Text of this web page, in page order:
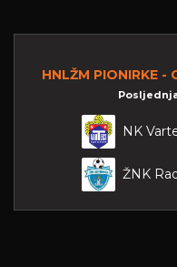
HNLŽM PIONIRKE -
NK
ŽNK